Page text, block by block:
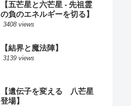
【五芒星と六芒星 - 先祖霊
の負のエネルギーを切る】
3408 views
【結界と魔法陣】
3139 views
【遺伝子を変える 八芒星
登場】